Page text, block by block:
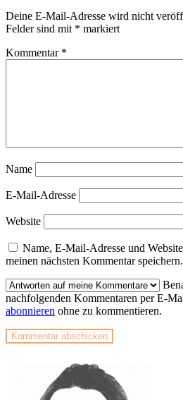
Deine E-Mail-Adresse wird nicht
Felder sind mit * markiert
Kommentar *
Name
E-Mail-Adresse
Website
Name, E-Mail-Adresse und
meinen nächsten Kommentar speichern.
nachfolgenden Kommentaren per E-
abonnieren ohne zu kommentieren.